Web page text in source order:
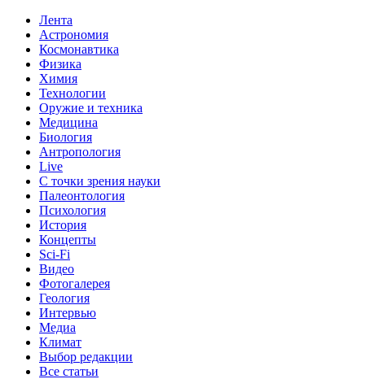
Лента
Астрономия
Космонавтика
Физика
Химия
Технологии
Оружие и техника
Медицина
Биология
Антропология
Live
С точки зрения науки
Палеонтология
Психология
История
Концепты
Sci-Fi
Видео
Фотогалерея
Геология
Интервью
Медиа
Климат
Выбор редакции
Все статьи